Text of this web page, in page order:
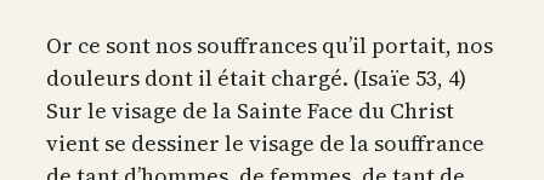
Or ce sont nos souffrances qu’il portait, nos
douleurs dont il était chargé. (Isaïe 53, 4)
Sur le visage de la Sainte Face du Christ
vient se dessiner le visage de la souffrance